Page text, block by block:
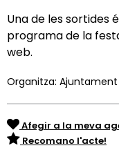
Una de les sortides
programa de la
web.
Organitza:
Afegir a la meva
Recomano l'acte!